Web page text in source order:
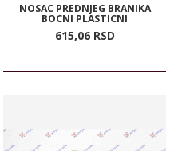
NOSAC PREDNJEG BRANIKA
BOCNI PLASTICNI
615,06 RSD